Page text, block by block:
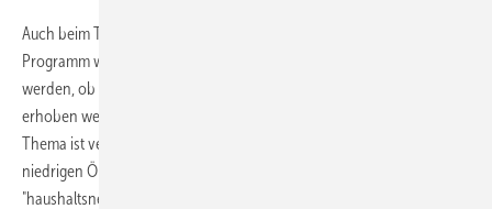
Auch beim Thema Heizöl und Kraftstoff im Straßenverkehr ist das
Programm wirkungslos geworden. Ursprünglich sollte geprüft
werden, ob zusätzliche Abgaben für die fossilen Energieträger
erhoben werden können, um erneuerbare Energie zu stärken. Das
Thema ist verschwunden. Dabei wäre der Zeitpunkt aufgrund der
niedrigen Ölpreise ideal. Geschenkt. Nun soll ein Konzept zur
"haushaltsneutralen Umgestaltung der Abgaben und Umlagen im